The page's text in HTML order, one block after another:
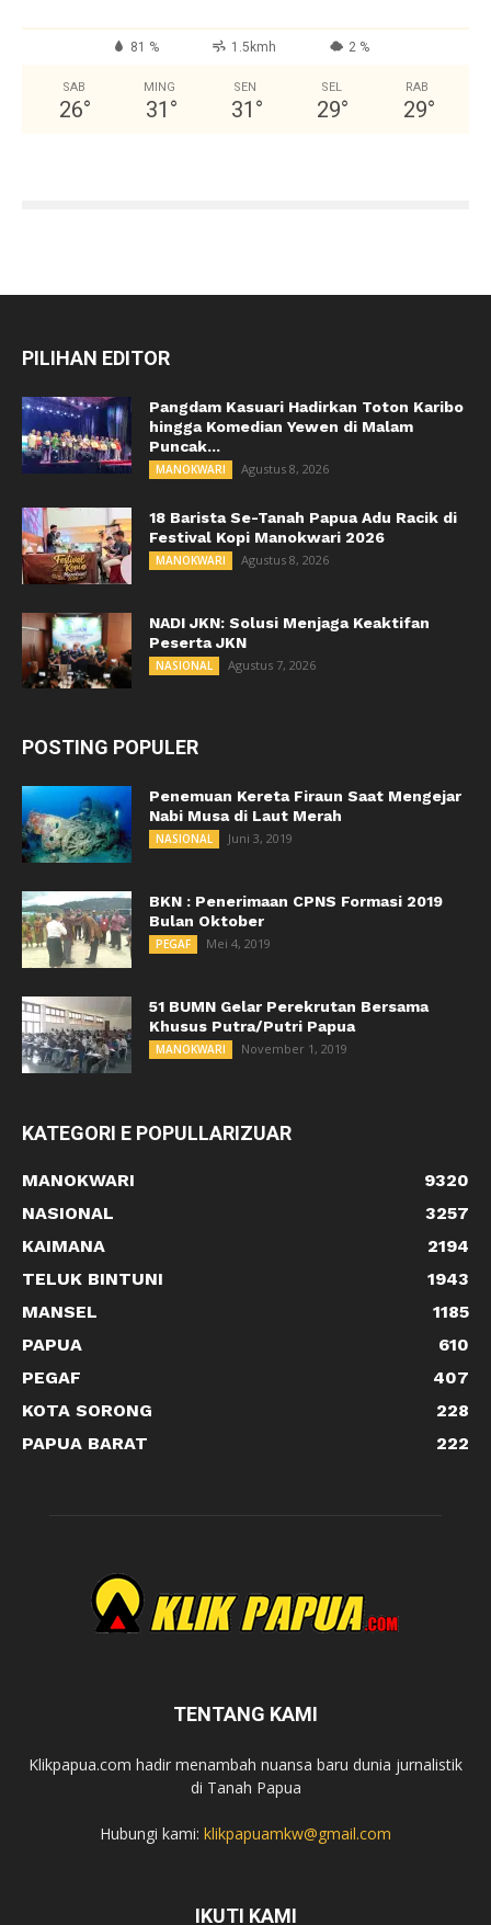
81 % 1.5kmh 2 %
SAB
26°
MING
31 °
SEN
31 °
SEL
29°
RAB
29°
PILIHAN EDITOR
Pangdam Kasuari Hadirkan Toton Karibo
hingga Komedian Yewen di Malam
Puncak...
MANOKWARI Agustus 8, 2026
18 Barista Se-Tanah Papua Adu Racik di
Festival Kopi Manokwari 2026
MANOKWARI Agustus 8, 2026
NADI JKN: Solusi Menjaga Keaktifan
Peserta JKN
NASIONAL Agustus 7, 2026
POSTING POPULER
Penemuan Kereta Firaun Saat Mengejar
Nabi Musa di Laut Merah
NASIONAL Juni 3, 2019
BKN : Penerimaan CPNS Formasi 2019
Bulan Oktober
PEGAF Mei 4, 2019
51 BUMN Gelar Perekrutan Bersama
Khusus Putra/Putri Papua
MANOKWARI November 1, 2019
KATEGORI E POPULLARIZUAR
MANOKWARI
9320
NASIONAL
3257
KAIMANA
2194
TELUK BINTUNI
1943
MANSEL
1185
PAPUA
610
PEGAF
407
KOTA SORONG
228
PAPUA BARAT
222
TENTANG KAMI
Klikpapua.com hadir menambah nuansa baru dunia jurnalistik
di Tanah Papua
Hubungi kami: klikpapuamkw@gmail.com
IKUTI KAMI